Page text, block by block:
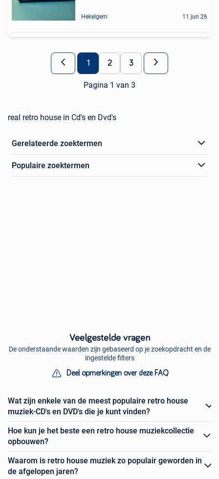
Hekelgem 11 jun 26
1 2 3
Pagina 1 van 3
real retro house in Cd's en Dvd's
Gerelateerde zoektermen
Populaire zoektermen
Veelgestelde vragen
De onderstaande waarden zijn gebaseerd op je zoekopdracht en de
ingestelde filters
Deel opmerkingen over deze FAQ
Wat zijn enkele van de meest populaire retro house
muziek-CD's en DVD's die je kunt vinden?
Hoe kun je het beste een retro house muziekcollectie
opbouwen?
Waarom is retro house muziek zo populair geworden in
de afgelopen jaren?